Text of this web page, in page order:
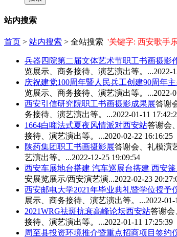
站内搜索
首页 > 站内搜索 > 全站搜索 '关键字: 西安歌手
兵器四院第二届文体艺术节职工书画摄影
览展示、商务接待、演艺演出等。...2022-
庆祝建党100周年暨人民兵工创建90周年
览展示、商务接待、演艺演出等。...2022-
西安引信研究院职工书画摄影成果展答谢
务接待、演艺演出等。...2022-01-11
1664白啤法式夏夜风情派对西安站答谢会
接待、演艺演出等。...2020-02-22 16:16:25
陕药集团职工书画摄影展答谢会、礼模演
艺演出等。...2022-12-25 19:09:54
西安车展地台搭建 汽车巡展台搭建 西安
安展览展示/西安演艺演...2022-02-23
西安邮电大学2021年毕业典礼暨学位授予
展示、商务接待、演艺演出等。...2022-
2021WRG祛斑抗衰高峰论坛西安站答谢会
接待、演艺演出等。...2022-01-11 17:25:39
周至县投资环境推介暨重点招商项目签约